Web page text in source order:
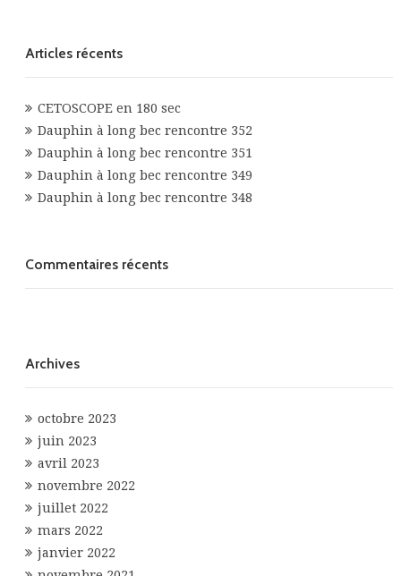
Articles récents
CETOSCOPE en 180 sec
Dauphin à long bec rencontre 352
Dauphin à long bec rencontre 351
Dauphin à long bec rencontre 349
Dauphin à long bec rencontre 348
Commentaires récents
Archives
octobre 2023
juin 2023
avril 2023
novembre 2022
juillet 2022
mars 2022
janvier 2022